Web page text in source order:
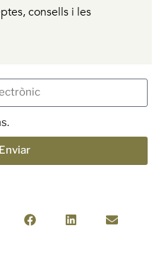
consells i les
Enviar